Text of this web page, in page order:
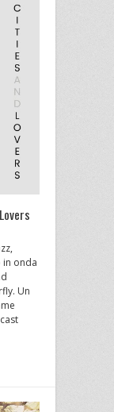
in onda
Un